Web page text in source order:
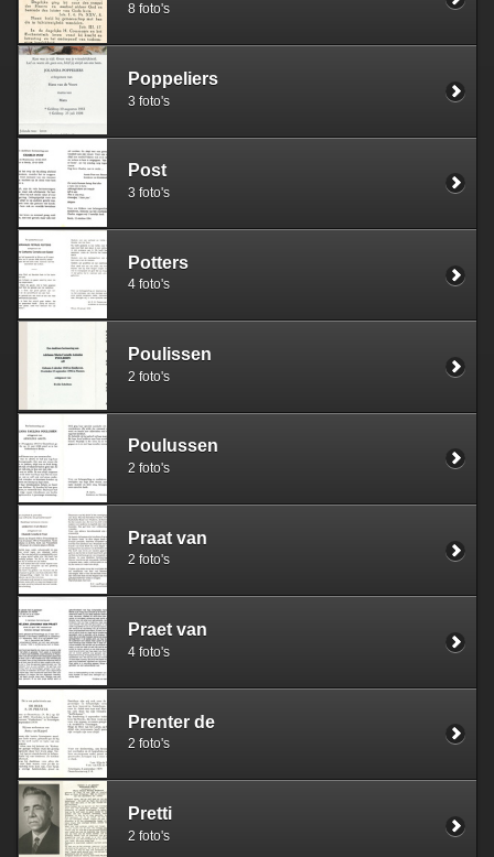
8 foto's
Poppeliers
3 foto's
Post
3 foto's
Potters
4 foto's
Poulissen
2 foto's
Poulussen
2 foto's
Praat van
2 foto's
Praet van
4 foto's
Prenter de
2 foto's
Pretti
2 foto's